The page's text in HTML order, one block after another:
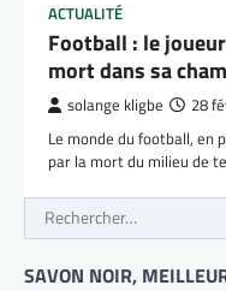
ACTUALITÉ
Football : le
mort dans sa
solange kligbe 28
Le monde du football, en
par la mort du milieu de
Rechercher :
SAVON NOIR,